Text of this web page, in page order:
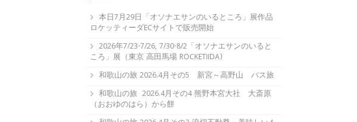
本日7月29日「オソナエサンのいるところ」展作品
ロケッティーダECサイトで販売開始
2026年7/23-7/26, 7/30-8/2「オソナエサンのいると
ころ」展（東京 高田馬場 ROCKETIIDA)
和歌山の旅 2026.4月その5 新宮～高野山 バス旅
和歌山の旅 2026.4月その4 熊野本宮大社 大斎原
（おおゆのはら）から餅